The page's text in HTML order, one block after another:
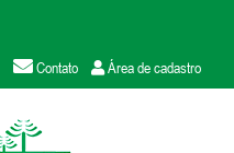
Contato Área de cadastro